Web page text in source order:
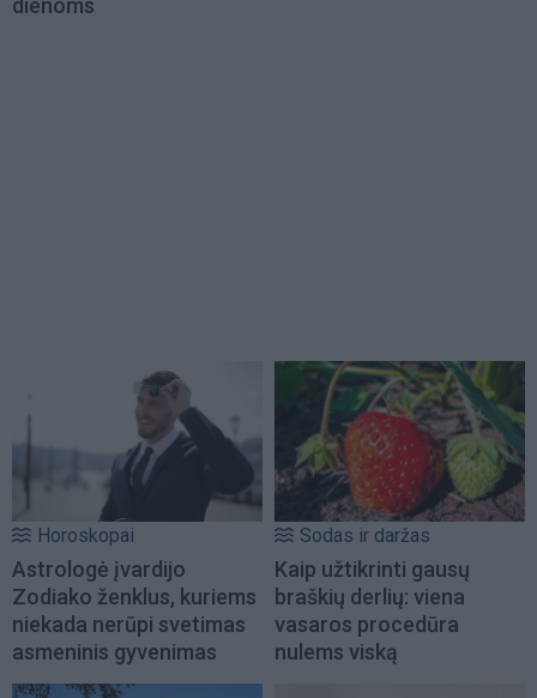
Horoskopai
Astrologė įvardijo
Zodiako ženklus, kuriems
niekada nerūpi svetimas
asmeninis gyvenimas
Sodas ir daržas
Kaip užtikrinti gausų
braškių derlių: viena
vasaros procedūra
nulems viską